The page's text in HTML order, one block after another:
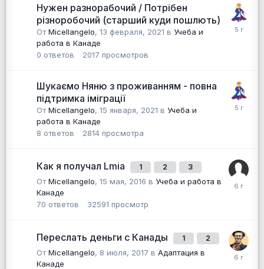
Нужен разнорабочий / Потрібен
різноробочий (старший куди пошлють)
ОтMicellangelo, 13 февраля, 2021 в Учеба и
работа в Канаде
0 ответов 2017 просмотров
Шукаємо Няню з проживанням - повна
підтримка іміграції
ОтMicellangelo, 15 января, 2021 в Учеба и
работа в Канаде
8 ответов 2814 просмотра
Как я получал Lmia 1 2 3
ОтMicellangelo, 15 мая, 2016 в Учеба и работа в
Канаде
70 ответов 32591 просмотр
Переслать деньги с Канады 1 2
ОтMicellangelo, 8 июля, 2017 в Адаптация в
Канаде